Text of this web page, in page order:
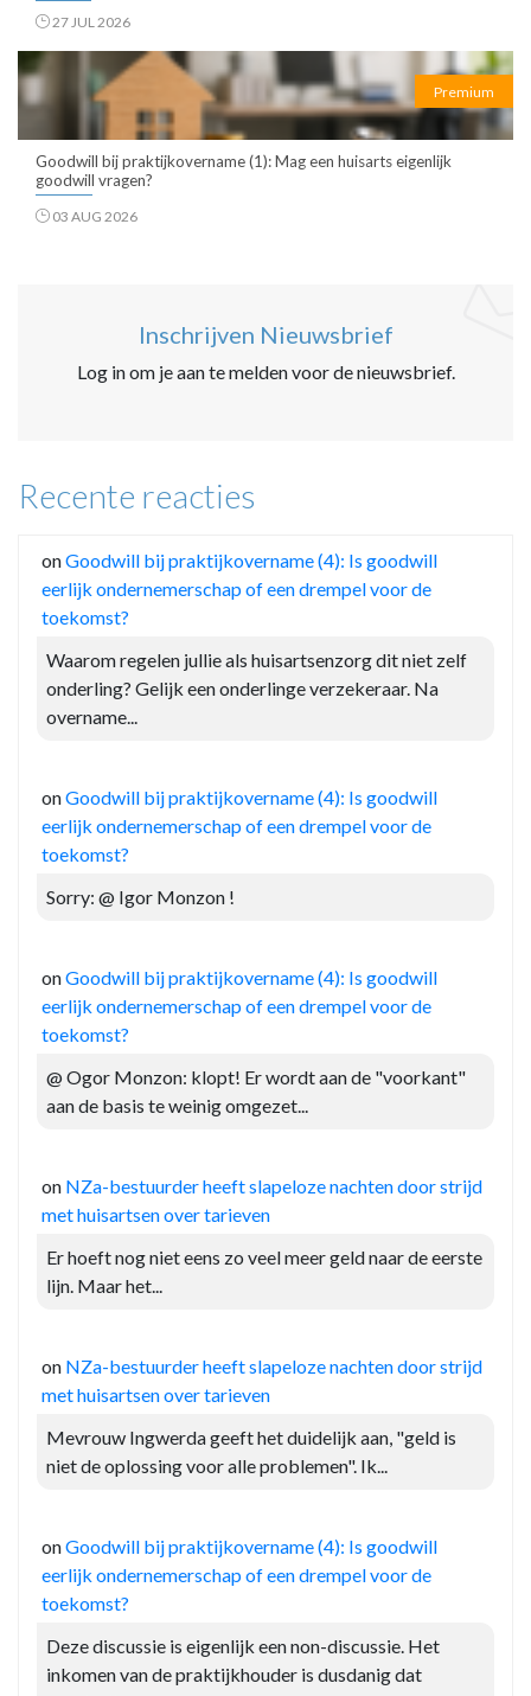
27 JUL 2026
Premium
Goodwill bij praktijkovername (1): Mag een huisarts eigenlijk
goodwill vragen?
03 AUG 2026
Inschrijven Nieuwsbrief
Log in om je aan te melden voor de nieuwsbrief.
Recente reacties
onGoodwill bij praktijkovername (4): Is goodwill
eerlijk ondernemerschap of een drempel voor de
toekomst?
Waarom regelen jullie als huisartsenzorg dit niet zelf
onderling? Gelijk een onderlinge verzekeraar. Na
overname...
onGoodwill bij praktijkovername (4): Is goodwill
eerlijk ondernemerschap of een drempel voor de
toekomst?
Sorry: @ Igor Monzon !
onGoodwill bij praktijkovername (4): Is goodwill
eerlijk ondernemerschap of een drempel voor de
toekomst?
@ Ogor Monzon: klopt! Er wordt aan de "voorkant"
aan de basis te weinig omgezet...
on NZa-bestuurder heeft slapeloze nachten door strijd
met huisartsen over tarieven
Er hoeft nog niet eens zo veel meer geld naar de eerste
lijn. Maar het...
on NZa-bestuurder heeft slapeloze nachten door strijd
met huisartsen over tarieven
Mevrouw Ingwerda geeft het duidelijk aan, "geld is
niet de oplossing voor alle problemen". Ik...
onGoodwill bij praktijkovername (4): Is goodwill
eerlijk ondernemerschap of een drempel voor de
toekomst?
Deze discussie is eigenlijk een non-discussie. Het
inkomen van de praktijkhouder is dusdanig dat